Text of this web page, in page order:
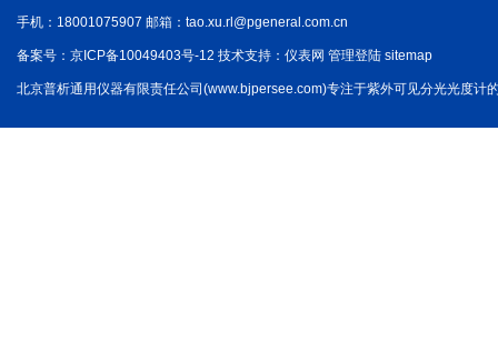
手机：18001075907 邮箱： tao.xu.rl@pgeneral.com.cn
备案号： 京ICP备10049403号-12 技术支持： 仪表网 管理登陆 sitemap
北京普析通用仪器有限责任公司(www.bjpersee.com)专注于紫外可见分光光度计